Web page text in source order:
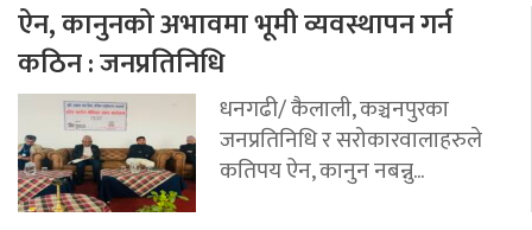
ऐन, कानुनको अभावमा भूमी व्यवस्थापन गर्न
कठिन : जनप्रतिनिधि
धनगढी/ कैलाली, कञ्चनपुरका
जनप्रतिनिधि र सरोकारवालाहरुले
कतिपय ऐन, कानुन नबन्नु...